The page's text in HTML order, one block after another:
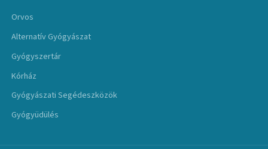
Orvos
Alternatív Gyógyászat
Gyógyszertár
Kórház
Gyógyászati Segédeszközök
Gyógyüdülés